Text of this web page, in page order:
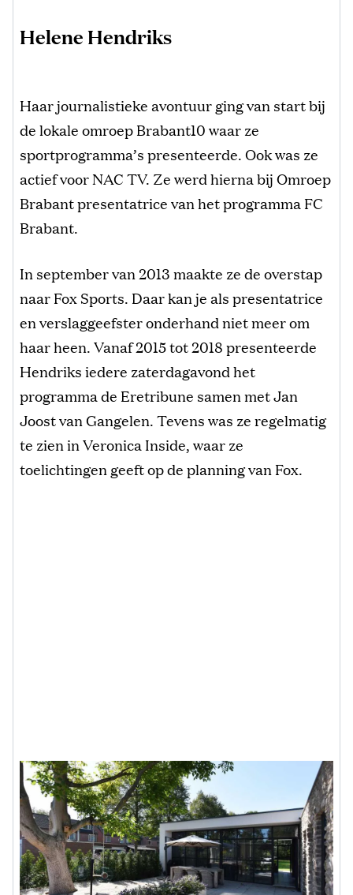
Helene Hendriks
Haar journalistieke avontuur ging van start bij
de lokale omroep Brabant10 waar ze
sportprogramma’s presenteerde. Ook was ze
actief voor NAC TV. Ze werd hierna bij Omroep
Brabant presentatrice van het programma FC
Brabant.
In september van 2013 maakte ze de overstap
naar Fox Sports. Daar kan je als presentatrice
en verslaggeefster onderhand niet meer om
haar heen. Vanaf 2015 tot 2018 presenteerde
Hendriks iedere zaterdagavond het
programma de Eretribune samen met Jan
Joost van Gangelen. Tevens was ze regelmatig
te zien in Veronica Inside, waar ze
toelichtingen geeft op de planning van Fox.